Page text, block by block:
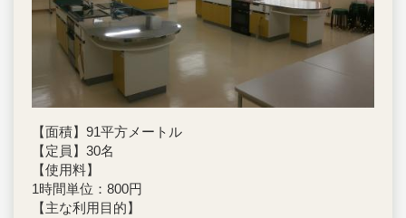
【面積】91平方メートル
【定員】30名
【使用料】
1時間単位：800円
【主な利用目的】